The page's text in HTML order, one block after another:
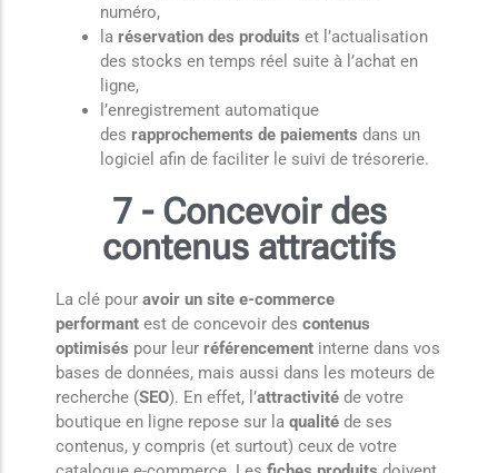
numéro,
la réservation des produits et l’actualisation
des stocks en temps réel suite à l’achat en
ligne,
l’enregistrement automatique
des rapprochements de paiements dans un
logiciel afin de faciliter le suivi de trésorerie.
7 - Concevoir des
contenus attractifs
La clé pour avoir un site e-commerce
performant est de concevoir des contenus
optimisés pour leur référencement interne dans vos
bases de données, mais aussi dans les moteurs de
recherche (SEO). En effet, l’attractivité de votre
boutique en ligne repose sur la qualité de ses
contenus, y compris (et surtout) ceux de votre